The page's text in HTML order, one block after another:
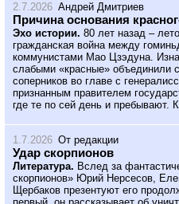
2.7.2026 Андрей Дмитриев
Причина основания
Эхо истории. 80 лет назад –
гражданская война между
коммунистами Мао Цзэдуна.
слабыми «красные» объединили
соперников во главе с
признанным правителем
где те по сей день и пребывают.
1.7.2026 От редакции
Удар скорпионов
Литература. Вслед за
скорпионов» Юрий Нерсесов,
Щербаков презентуют его